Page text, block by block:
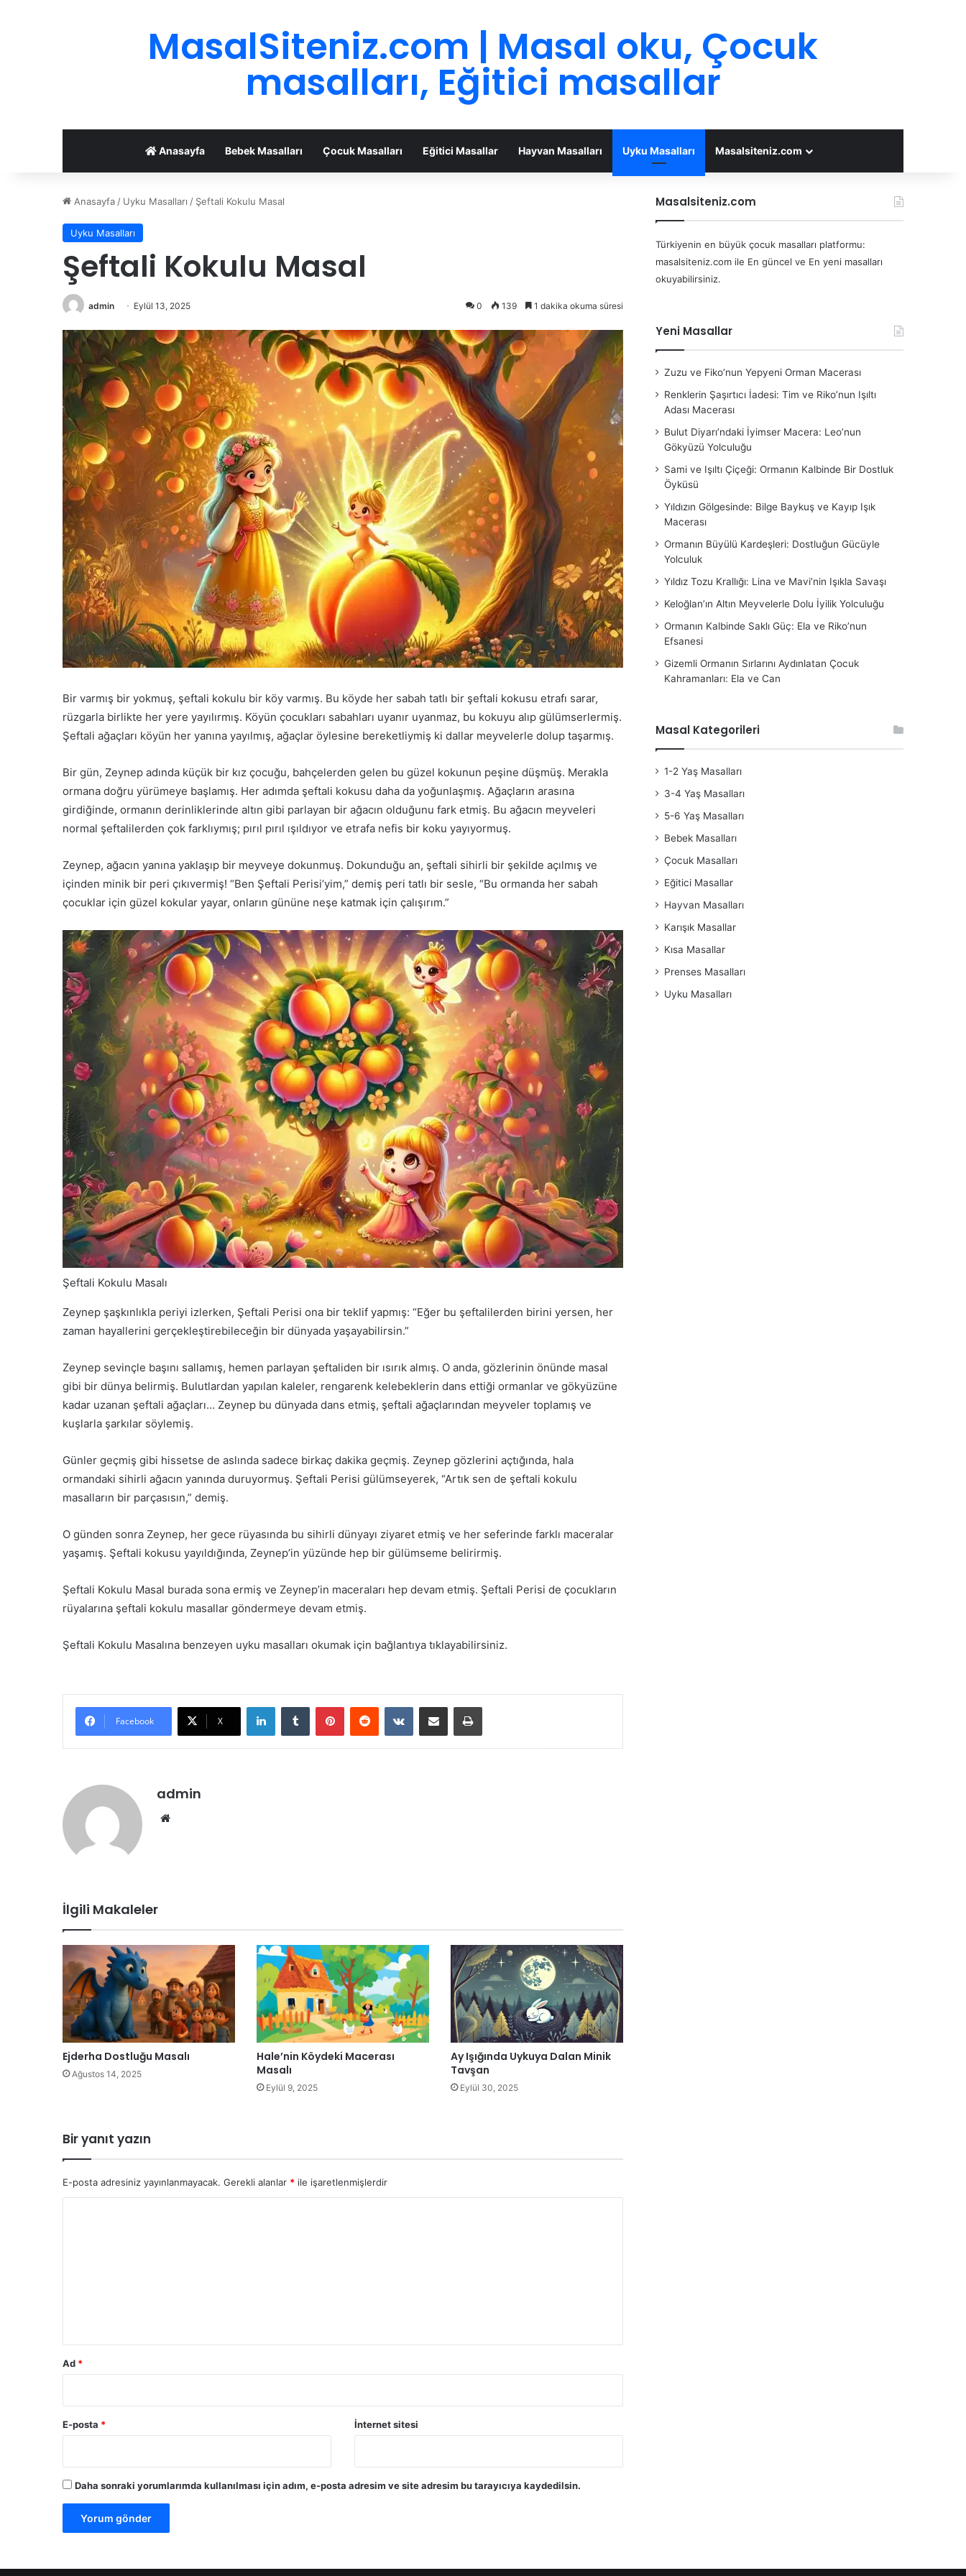
MasalSiteniz.com | Masal oku, Çocuk
masalları, Eğitici masallar
Anasayfa Bebek Masalları Çocuk Masalları Eğitici Masallar Hayvan Masalları Uyku Masalları Masalsiteniz.com
Anasayfa / Uyku Masalları / Şeftali Kokulu Masal
Uyku Masalları
Şeftali Kokulu Masal
admin Eylül 13, 2025 0 139 1 dakika okuma süresi
Bir varmış bir yokmuş, şeftali kokulu bir köy varmış. Bu köyde her sabah tatlı bir şeftali kokusu etrafı sarar,
rüzgarla birlikte her yere yayılırmış. Köyün çocukları sabahları uyanır uyanmaz, bu kokuyu alıp gülümserlermiş.
Şeftali ağaçları köyün her yanına yayılmış, ağaçlar öylesine bereketliymiş ki dallar meyvelerle dolup taşarmış.
Bir gün, Zeynep adında küçük bir kız çocuğu, bahçelerden gelen bu güzel kokunun peşine düşmüş. Merakla
ormana doğru yürümeye başlamış. Her adımda şeftali kokusu daha da yoğunlaşmış. Ağaçların arasına
girdiğinde, ormanın derinliklerinde altın gibi parlayan bir ağacın olduğunu fark etmiş. Bu ağacın meyveleri
normal şeftalilerden çok farklıymış; pırıl pırıl ışıldıyor ve etrafa nefis bir koku yayıyormuş.
Zeynep, ağacın yanına yaklaşıp bir meyveye dokunmuş. Dokunduğu an, şeftali sihirli bir şekilde açılmış ve
içinden minik bir peri çıkıvermiş! “Ben Şeftali Perisi’yim,” demiş peri tatlı bir sesle, “Bu ormanda her sabah
çocuklar için güzel kokular yayar, onların gününe neşe katmak için çalışırım.”
Şeftali Kokulu Masalı
Zeynep şaşkınlıkla periyi izlerken, Şeftali Perisi ona bir teklif yapmış: “Eğer bu şeftalilerden birini yersen, her
zaman hayallerini gerçekleştirebileceğin bir dünyada yaşayabilirsin.”
Zeynep sevinçle başını sallamış, hemen parlayan şeftaliden bir ısırık almış. O anda, gözlerinin önünde masal
gibi bir dünya belirmiş. Bulutlardan yapılan kaleler, rengarenk kelebeklerin dans ettiği ormanlar ve gökyüzüne
kadar uzanan şeftali ağaçları… Zeynep bu dünyada dans etmiş, şeftali ağaçlarından meyveler toplamış ve
kuşlarla şarkılar söylemiş.
Günler geçmiş gibi hissetse de aslında sadece birkaç dakika geçmiş. Zeynep gözlerini açtığında, hala
ormandaki sihirli ağacın yanında duruyormuş. Şeftali Perisi gülümseyerek, “Artık sen de şeftali kokulu
masalların bir parçasısın,” demiş.
O günden sonra Zeynep, her gece rüyasında bu sihirli dünyayı ziyaret etmiş ve her seferinde farklı maceralar
yaşamış. Şeftali kokusu yayıldığında, Zeynep’in yüzünde hep bir gülümseme belirirmiş.
Şeftali Kokulu Masal burada sona ermiş ve Zeynep’in maceraları hep devam etmiş. Şeftali Perisi de çocukların
rüyalarına şeftali kokulu masallar göndermeye devam etmiş.
Şeftali Kokulu Masalına benzeyen uyku masalları okumak için bağlantıya tıklayabilirsiniz.
Facebook X
LinkedInTumblr PinterestReddit VKontakteE-Posta ile paylaş Yazdır
admin
İlgili Makaleler
Ejderha Dostluğu Masalı
Ağustos 14, 2025
Hale’nin Köydeki Macerası
Masalı
Eylül 9, 2025
Ay Işığında Uykuya Dalan Minik
Tavşan
Eylül 30, 2025
Bir yanıt yazın
E-posta adresiniz yayınlanmayacak. Gerekli alanlar * ile işaretlenmişlerdir
Ad *
E-posta * İnternet sitesi
Daha sonraki yorumlarımda kullanılması için adım, e-posta adresim ve site adresim bu tarayıcıya kaydedilsin.
Masalsiteniz.com
Türkiyenin en büyük çocuk masalları platformu:
masalsiteniz.com ile En güncel ve En yeni masalları
okuyabilirsiniz.
Yeni Masallar
Zuzu ve Fiko’nun Yepyeni Orman Macerası
Renklerin Şaşırtıcı İadesi: Tim ve Riko’nun Işıltı
Adası Macerası
Bulut Diyarı’ndaki İyimser Macera: Leo’nun
Gökyüzü Yolculuğu
Sami ve Işıltı Çiçeği: Ormanın Kalbinde Bir Dostluk
Öyküsü
Yıldızın Gölgesinde: Bilge Baykuş ve Kayıp Işık
Macerası
Ormanın Büyülü Kardeşleri: Dostluğun Gücüyle
Yolculuk
Yıldız Tozu Krallığı: Lina ve Mavi’nin Işıkla Savaşı
Keloğlan’ın Altın Meyvelerle Dolu İyilik Yolculuğu
Ormanın Kalbinde Saklı Güç: Ela ve Riko’nun
Efsanesi
Gizemli Ormanın Sırlarını Aydınlatan Çocuk
Kahramanları: Ela ve Can
Masal Kategorileri
1-2 Yaş Masalları
3-4 Yaş Masalları
5-6 Yaş Masalları
Bebek Masalları
Çocuk Masalları
Eğitici Masallar
Hayvan Masalları
Karışık Masallar
Kısa Masallar
Prenses Masalları
Uyku Masalları